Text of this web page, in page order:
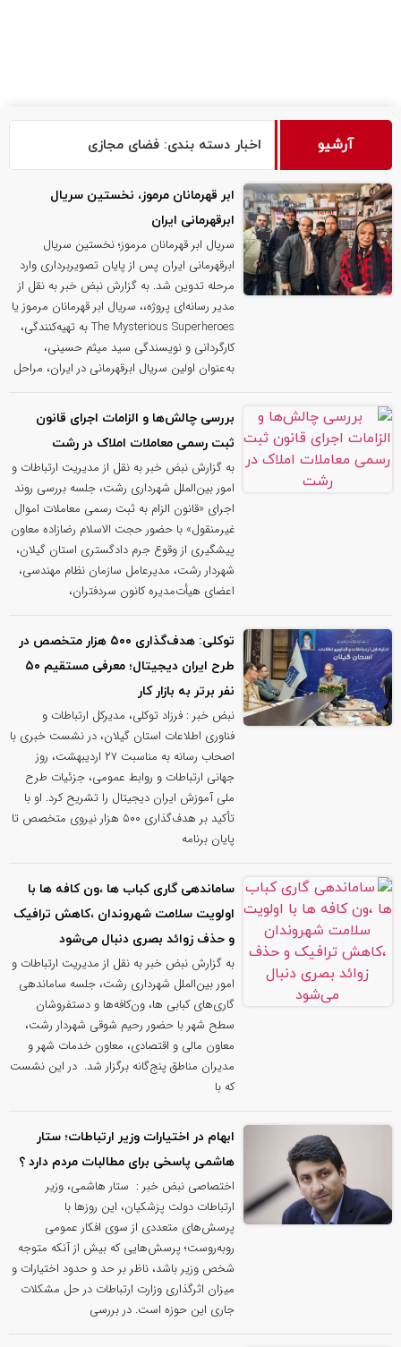
آرشیو اخبار دسته بندی: فضای مجازی
ابر قهرمانان مرموز، نخستین سریال
ابرقهرمانی ایران
سریال ابر قهرمانان مرموز؛ نخستین سریال
ابرقهرمانی ایران پس از پایان تصویربرداری وارد
مرحله تدوین شد. به گزارش نبض خبر به نقل از
مدیر رسانه‌ای پروژه،، سریال ابر قهرمانان مرموز یا
The Mysterious Superheroes به تهیه‌کنندگی،
کارگردانی و نویسندگی سید میثم حسینی،
به‌عنوان اولین سریال ابرقهرمانی در ایران، مراحل
بررسی چالش‌ها و الزامات اجرای قانون
ثبت رسمی معاملات املاک در رشت
به گزارش نبض خبر به نقل از مدیریت ارتباطات و
امور بین‌الملل شهرداری رشت، جلسه بررسی روند
اجرای «قانون الزام به ثبت رسمی معاملات اموال
غیرمنقول» با حضور حجت الاسلام رضازاده معاون
پیشگیری از وقوع جرم دادگستری استان گیلان،
شهردار رشت، مدیرعامل سازمان نظام مهندسی،
اعضای هیأت‌مدیره کانون سردفتران،
توکلی: هدف‌گذاری ۵۰۰ هزار متخصص در
طرح ایران دیجیتال؛ معرفی مستقیم ۵۰
نفر برتر به بازار کار
نبض خبر : فرزاد توکلی، مدیرکل ارتباطات و
فناوری اطلاعات استان گیلان، در نشست خبری با
اصحاب رسانه به مناسبت ۲۷ اردیبهشت، روز
جهانی ارتباطات و روابط عمومی، جزئیات طرح
ملی آموزش ایران دیجیتال را تشریح کرد. او با
تأکید بر هدف‌گذاری ۵۰۰ هزار نیروی متخصص تا
پایان برنامه
ساماندهی گاری کباب ها ،ون کافه ها با
اولویت سلامت شهروندان ،کاهش ترافیک
و حذف زوائد بصری دنبال می‌شود
به گزارش نبض خبر به نقل از مدیریت ارتباطات و
امور بین‌الملل شهرداری رشت، جلسه ساماندهی
گاری‌های کبابی ها، ون‌کافه‌ها و دستفروشان
سطح شهر با حضور رحیم شوقی شهردار رشت،
معاون مالی و اقتصادی، معاون خدمات شهر و
مدیران مناطق پنج‌گانه برگزار شد. ‌ در این نشست
که با
ابهام در اختیارات وزیر ارتباطات؛ ستار
هاشمی پاسخی برای مطالبات مردم دارد ؟
اختصاصی نبض خبر : ستار هاشمی، وزیر
ارتباطات دولت پزشکیان، این روزها با
پرسش‌های متعددی از سوی افکار عمومی
روبه‌روست؛ پرسش‌هایی که بیش از آنکه متوجه
شخص وزیر باشد، ناظر بر حد و حدود اختیارات و
میزان اثرگذاری وزارت ارتباطات در حل مشکلات
جاری این حوزه است. در بررسی